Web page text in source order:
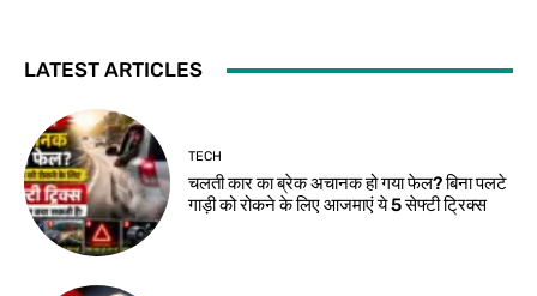
LATEST ARTICLES
TECH
चलती कार का ब्रेक अचानक हो गया फेल? बिना पलटे
गाड़ी को रोकने के लिए आजमाएं ये 5 सेफ्टी ट्रिक्स